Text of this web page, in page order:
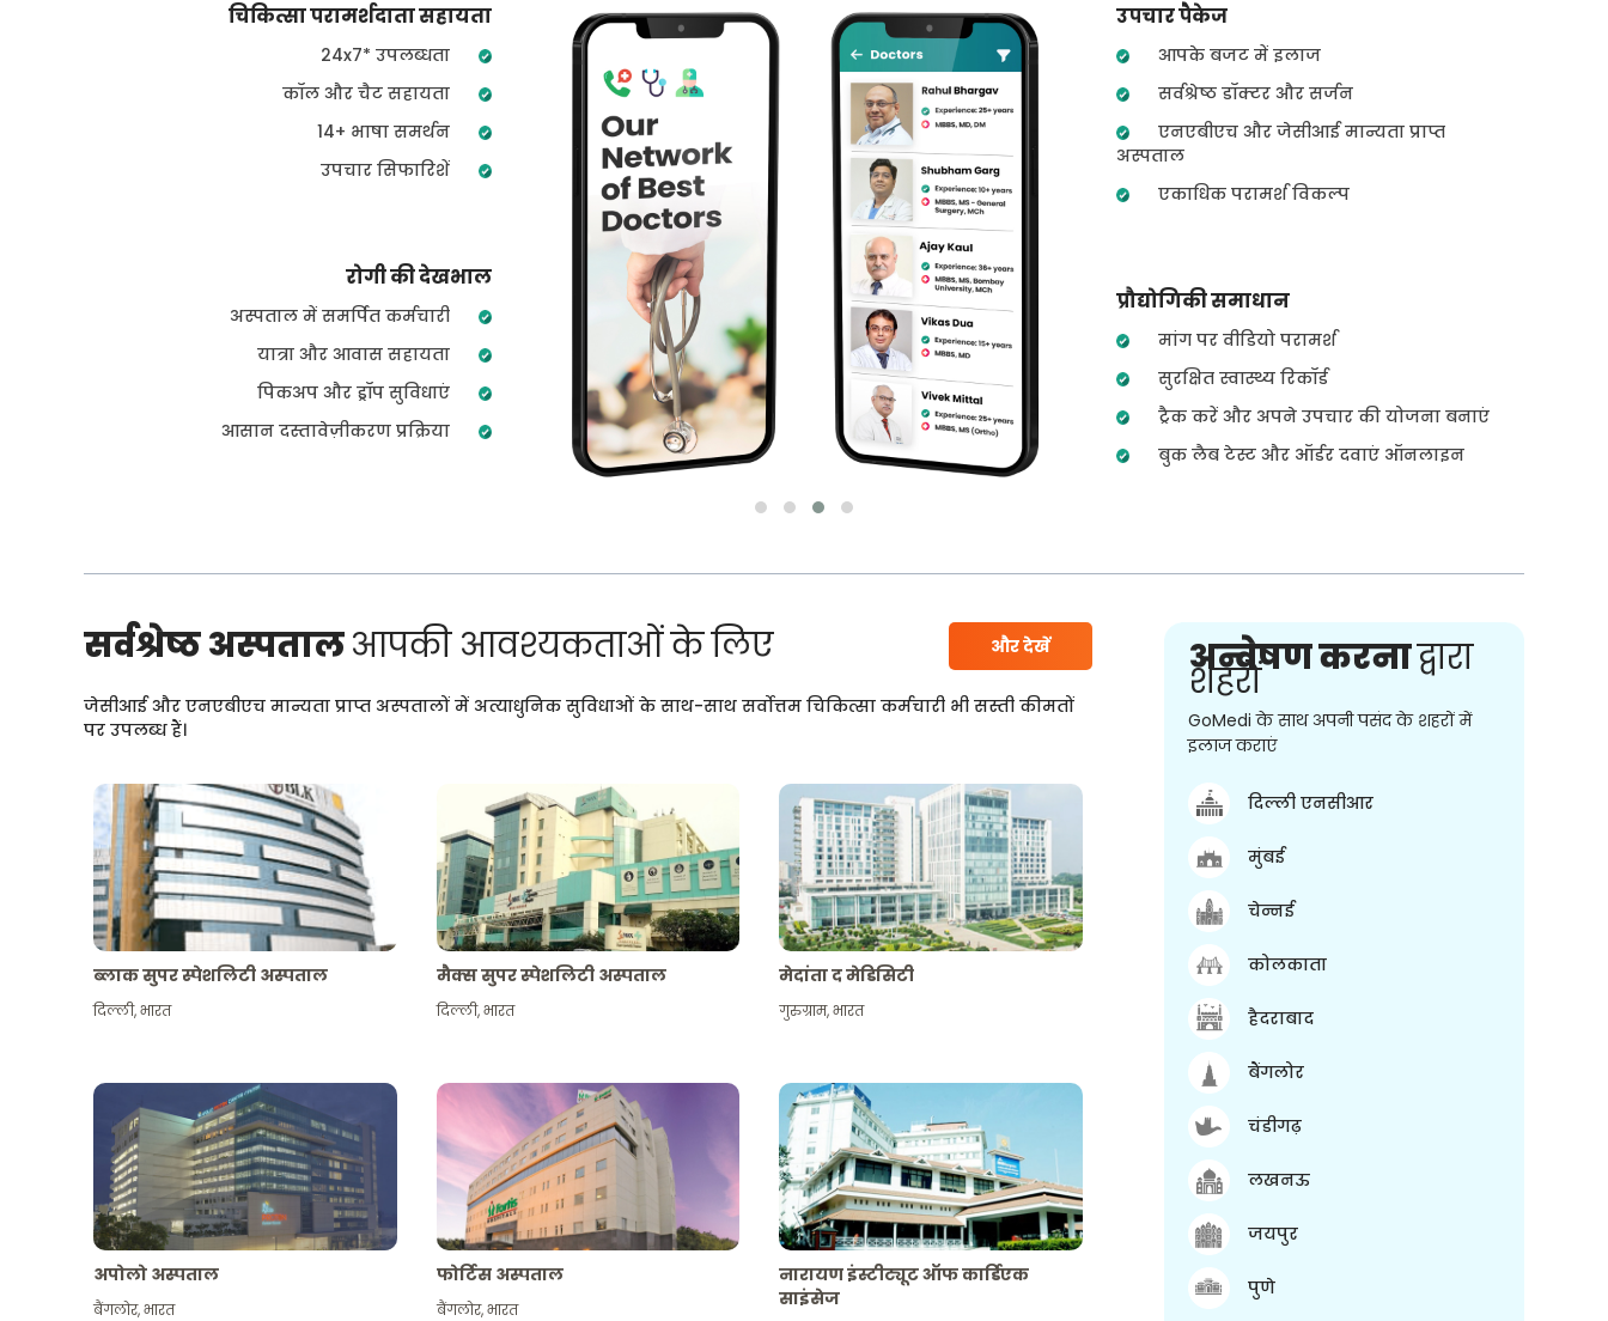
चिकित्सा परामर्शदाता सहायता
24x7* उपलब्धता
कॉल और चैट सहायता
14+ भाषा समर्थन
उपचार सिफारिशें
रोगी की देखभाल
अस्पताल में समर्पित कर्मचारी
यात्रा और आवास सहायता
पिकअप और ड्रॉप सुविधाएं
आसान दस्तावेज़ीकरण प्रक्रिया
उपचार पैकेज
आपके बजट में इलाज
सर्वश्रेष्ठ डॉक्टर और सर्जन
एनएबीएच और जेसीआई मान्यता प्राप्त
अस्पताल
एकाधिक परामर्श विकल्प
प्रौद्योगिकी समाधान
मांग पर वीडियो परामर्श
सुरक्षित स्वास्थ्य रिकॉर्ड
ट्रैक करें और अपने उपचार की योजना बनाएं
बुक लैब टेस्ट और ऑर्डर दवाएं ऑनलाइन
सर्वश्रेष्ठ अस्पतालआपकी आवश्यकताओं के लिए और देखें
जेसीआई और एनएबीएच मान्यता प्राप्त अस्पतालों में अत्याधुनिक सुविधाओं के साथ-साथ सर्वोत्तम चिकित्सा कर्मचारी भी सस्ती कीमतों
पर उपलब्ध हैं।
ब्लाक सुपर स्पेशलिटी अस्पताल
दिल्ली,भारत
मैक्स सुपर स्पेशलिटी अस्पताल
दिल्ली,भारत
मेदांता द मेडिसिटी
गुरुग्राम,भारत
अपोलो अस्पताल
बैंगलोर,भारत
फोर्टिस अस्पताल
बैंगलोर,भारत
नारायण इंस्टीट्यूट ऑफ कार्डिएक
साइंसेज
अन्वेषण करनाद्वारा
शहरों
GoMedi के साथ अपनी पसंद के शहरों में
इलाज कराएं
दिल्ली एनसीआर
मुंबई
चेन्नई
कोलकाता
हैदराबाद
बैंगलोर
चंडीगढ़
लखनऊ
जयपुर
पुणे